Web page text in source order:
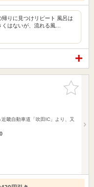
りに見つけリピート 風呂は
はないが、流れる風…
お気に入
りに追加
近畿自動車道「吹田IC」より、又